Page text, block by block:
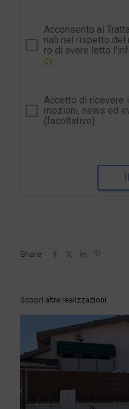
Acconsento al
nali nel rispetto del
ro di avere letto
cy
Accetto di ricevere
mozioni, news ed
(facoltativo)
Share
Scopri altre realizzazioni